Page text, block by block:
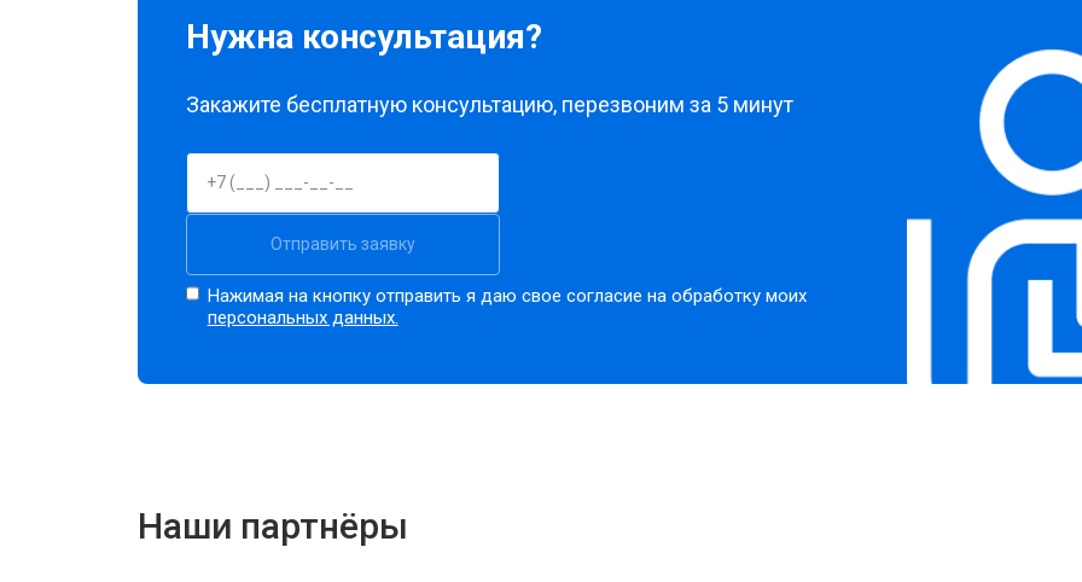
Нужна консультация?
Закажите бесплатную консультацию, перезвоним за 5 минут
Отправить заявку
Нажимая на кнопку отправить я даю свое согласие на обработку моих
персональных данных.
Наши партнёры